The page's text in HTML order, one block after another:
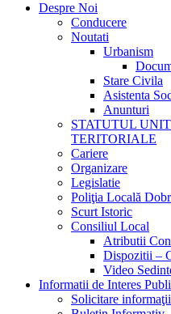
Despre Noi
Conducere
Noutati
Urbanism
Stare Civila
Asistenta
Anunturi
STATUTUL
TERITORIALE
Cariere
Organizare
Legislatie
Poliţia Locală
Scurt Istoric
Consiliul Local
Atributii
Dispozitii –
Video
Informatii de Interes
Solicitare